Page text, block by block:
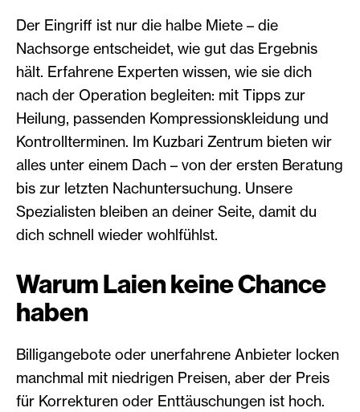
Der Eingriff ist nur die halbe Miete – die
Nachsorge entscheidet, wie gut das Ergebnis
hält. Erfahrene Experten wissen, wie sie dich
nach der Operation begleiten: mit Tipps zur
Heilung, passenden Kompressionskleidung und
Kontrollterminen. Im Kuzbari Zentrum bieten wir
alles unter einem Dach – von der ersten Beratung
bis zur letzten Nachuntersuchung. Unsere
Spezialisten bleiben an deiner Seite, damit du
dich schnell wieder wohlfühlst.
Warum Laien keine Chance
haben
Billigangebote oder unerfahrene Anbieter locken
manchmal mit niedrigen Preisen, aber der Preis
für Korrekturen oder Enttäuschungen ist hoch.